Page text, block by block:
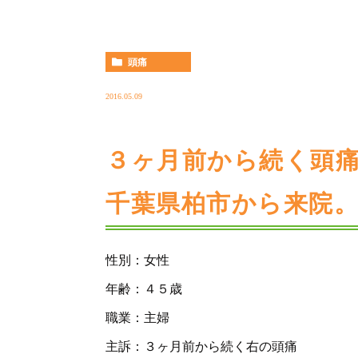
頭痛
2016.05.09
３ヶ月前から続く頭
千葉県柏市から来院。
性別：女性
年齢：４５歳
職業：主婦
主訴：３ヶ月前から続く右の頭痛